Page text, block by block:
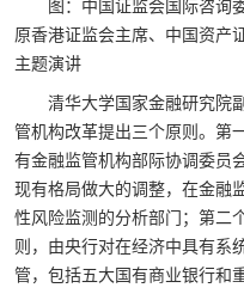
图：中国证监会国际咨询
原香港证监会主席、中国资产
主题演讲
清华大学国家金融研究院
管机构改革提出三个原则。第
有金融监管机构部际协调委员
现有格局做大的调整，在金融
性风险监测的分析部门；第二
则，由央行对在经济中具有系
管，包括五大国有商业银行和